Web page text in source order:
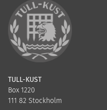
TULL-KUST
Box 1220
111 82 Stockholm